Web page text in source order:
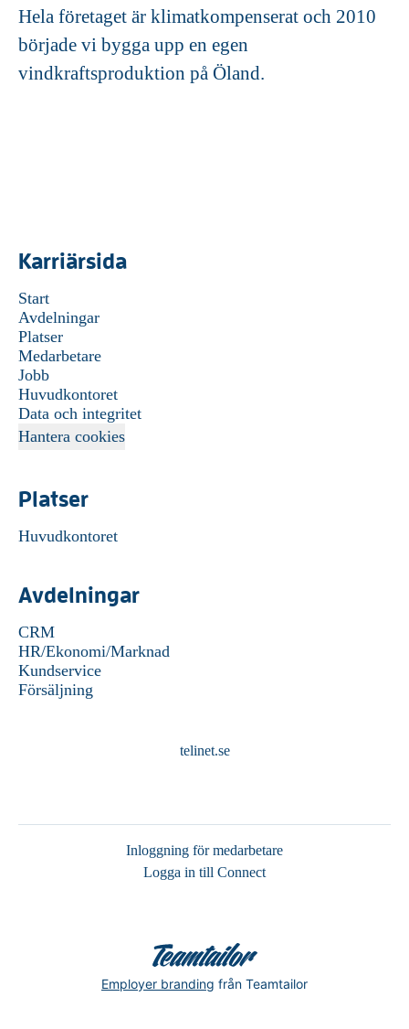
Hela företaget är klimatkompenserat och 2010
började vi bygga upp en egen
vindkraftsproduktion på Öland.
Karriärsida
Start
Avdelningar
Platser
Medarbetare
Jobb
Huvudkontoret
Data och integritet
Hantera cookies
Platser
Huvudkontoret
Avdelningar
CRM
HR/Ekonomi/Marknad
Kundservice
Försäljning
telinet.se
Inloggning för medarbetare
Logga in till Connect
Employer branding från Teamtailor